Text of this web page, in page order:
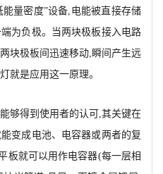
量密度”设备,电能被直接存储
为负极。当两块极板接入电路
块极板间迅速移动,瞬间产生远
就是应用这一原理。
够得到使用者的认可,其关键在
变成电池、电容器或两者的复
板就可以用作电容器(每一层相